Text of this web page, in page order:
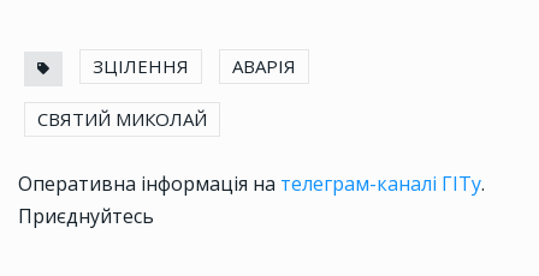
ЗЦІЛЕННЯ АВАРІЯ
СВЯТИЙ МИКОЛАЙ
Оперативна інформація на телеграм-каналі ГІТу.
Приєднуйтесь